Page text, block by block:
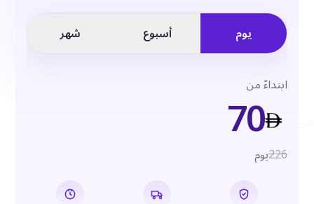
يوم أسبوع شهر
ابتداءً من70226يوم